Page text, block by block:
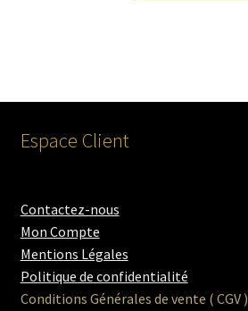
Espace Client
Contactez-nous
Mon Compte
Mentions Légales
Politique de confidentialité
Conditions Générales de vente ( CGV )